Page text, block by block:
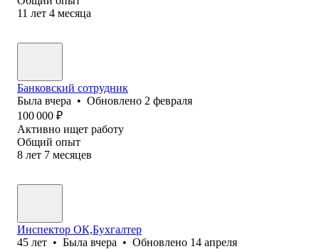
11 лет 4 месяца
Банковский сотрудник
Была вчера • Обновлено 2 февраля
100 000 ₽
Активно ищет работу
Общий опыт
8 лет 7 месяцев
Инспектор ОК,Бухгалтер
45 лет • Была вчера • Обновлено 14 апреля